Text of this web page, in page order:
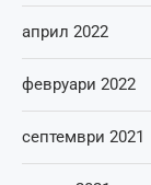
април 2022
февруари 2022
септември 2021